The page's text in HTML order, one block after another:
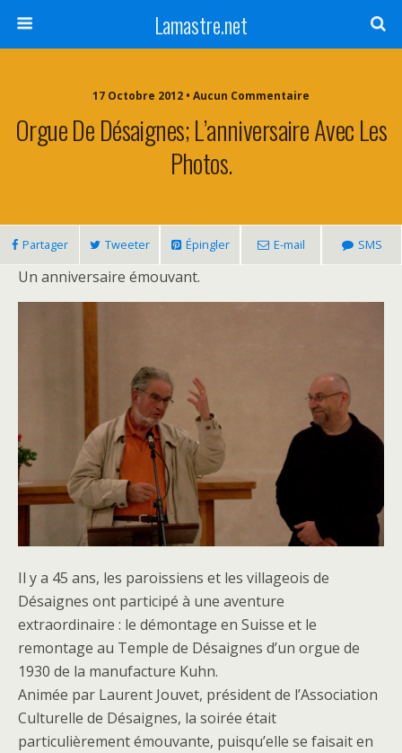
Lamastre.net
17 Octobre 2012 • Aucun Commentaire
Orgue De Désaignes; L’anniversaire Avec Les
Photos.
Partager Tweeter Épingler E-mail SMS
Un anniversaire émouvant.
Il y a 45 ans, les paroissiens et les villageois de
Désaignes ont participé à une aventure
extraordinaire : le démontage en Suisse et le
remontage au Temple de Désaignes d’un orgue de
1930 de la manufacture Kuhn.
Animée par Laurent Jouvet, président de l’Association
Culturelle de Désaignes, la soirée était
particulièrement émouvante, puisqu’elle se faisait en